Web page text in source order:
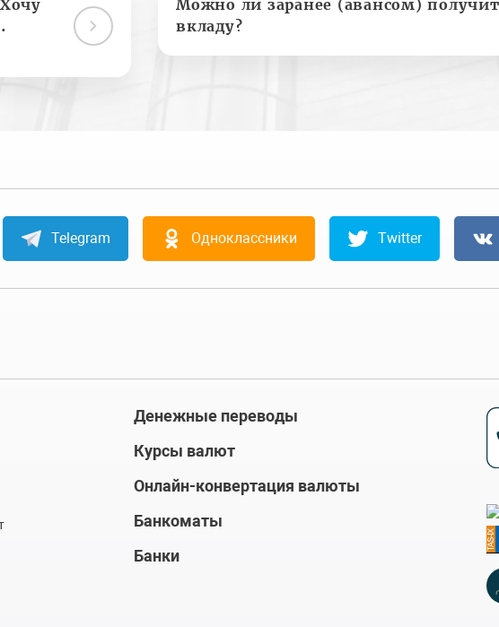
Можно ли заранее (авансом)
вкладу?
Telegram Одноклассники Twitter
Денежные переводы
Курсы валют
Онлайн-конвертация валюты
Банкоматы
Банки